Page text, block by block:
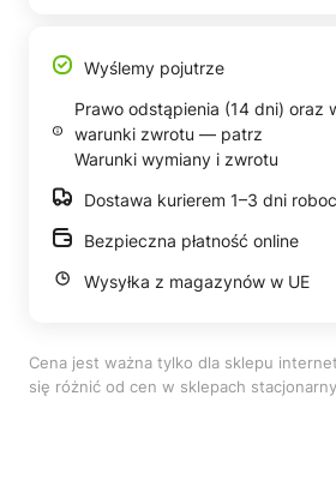
Wyślemy pojutrze
Prawo odstąpienia (14 dni) oraz
warunki zwrotu — patrz
Warunki wymiany i zwrotu
Dostawa kurierem 1–3 dni
Bezpieczna płatność online
Wysyłka z magazynów w UE
Cena jest ważna tylko dla sklepu
się różnić od cen w sklepach